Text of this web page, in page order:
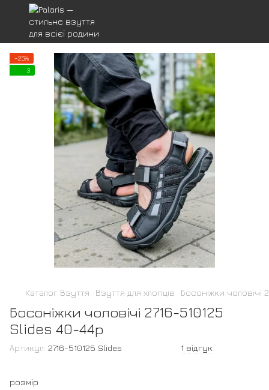
−25%
3
Каталог Взуття Взуття для хлопців Босоніжки чоловічі
Босоніжки чоловічі 2716-510125
Slides 40-44р
Артикул: 2716-510125 Slides 1 відгук
розмір